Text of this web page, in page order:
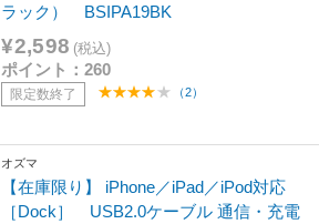
ラック） BSIPA19BK
¥2,598 (税込)
ポイント：260
限定数終了 （2）
オズマ
【在庫限り】 iPhone／iPad／iPod対応
［Dock］ USB2.0ケーブル 通信・充電